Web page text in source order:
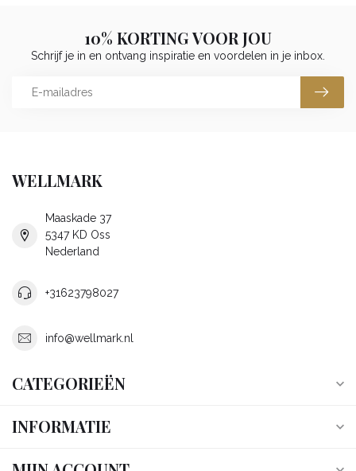
10% KORTING VOOR JOU
Schrijf je in en ontvang inspiratie en voordelen in je inbox.
WELLMARK
Maaskade 37
5347 KD Oss
Nederland
+31623798027
info@wellmark.nl
CATEGORIEËN
INFORMATIE